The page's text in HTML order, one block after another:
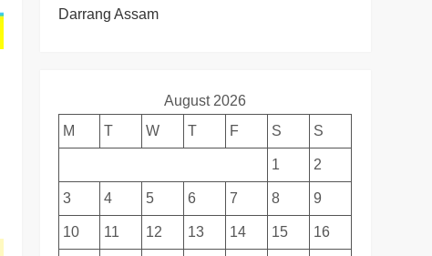
Darrang Assam
August 2026
M
T W T F S S
1 2
3 4 5 6 7 8 9
10 11 12 13 14 15 16